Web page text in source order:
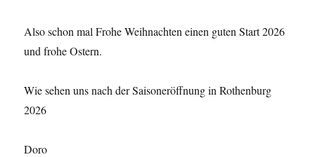
Also schon mal Frohe Weihnachten einen guten Start 2026
und frohe Ostern.
Wie sehen uns nach der Saisoneröffnung in Rothenburg
2026
Doro